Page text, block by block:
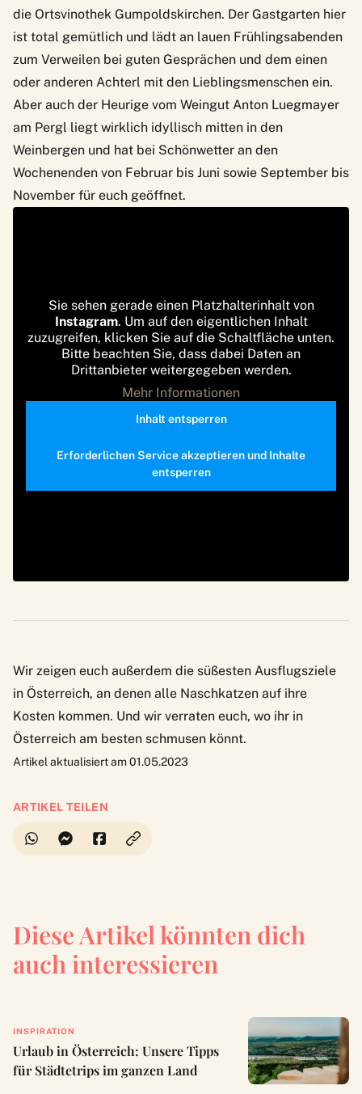
die Ortsvinothek Gumpoldskirchen. Der Gastgarten hier
ist total gemütlich und lädt an lauen Frühlingsabenden
zum Verweilen bei guten Gesprächen und dem einen
oder anderen Achterl mit den Lieblingsmenschen ein.
Aber auch der Heurige vom Weingut Anton Luegmayer
am Pergl liegt wirklich idyllisch mitten in den
Weinbergen und hat bei Schönwetter an den
Wochenenden von Februar bis Juni sowie September bis
November für euch geöffnet.
Sie sehen gerade einen Platzhalterinhalt von
Instagram. Um auf den eigentlichen Inhalt
zuzugreifen, klicken Sie auf die Schaltfläche unten.
Bitte beachten Sie, dass dabei Daten an
Drittanbieter weitergegeben werden.
Mehr Informationen
Inhalt entsperren
Erforderlichen Service akzeptieren und Inhalte
entsperren
Wir zeigen euch außerdem die süßesten Ausflugsziele
in Österreich, an denen alle Naschkatzen auf ihre
Kosten kommen. Und wir verraten euch, wo ihr in
Österreich am besten schmusen könnt.
Artikel aktualisiert am 01.05.2023
ARTIKEL TEILEN
Diese Artikel könnten dich
auch interessieren
INSPIRATION
Urlaub in Österreich: Unsere Tipps
für Städtetrips im ganzen Land